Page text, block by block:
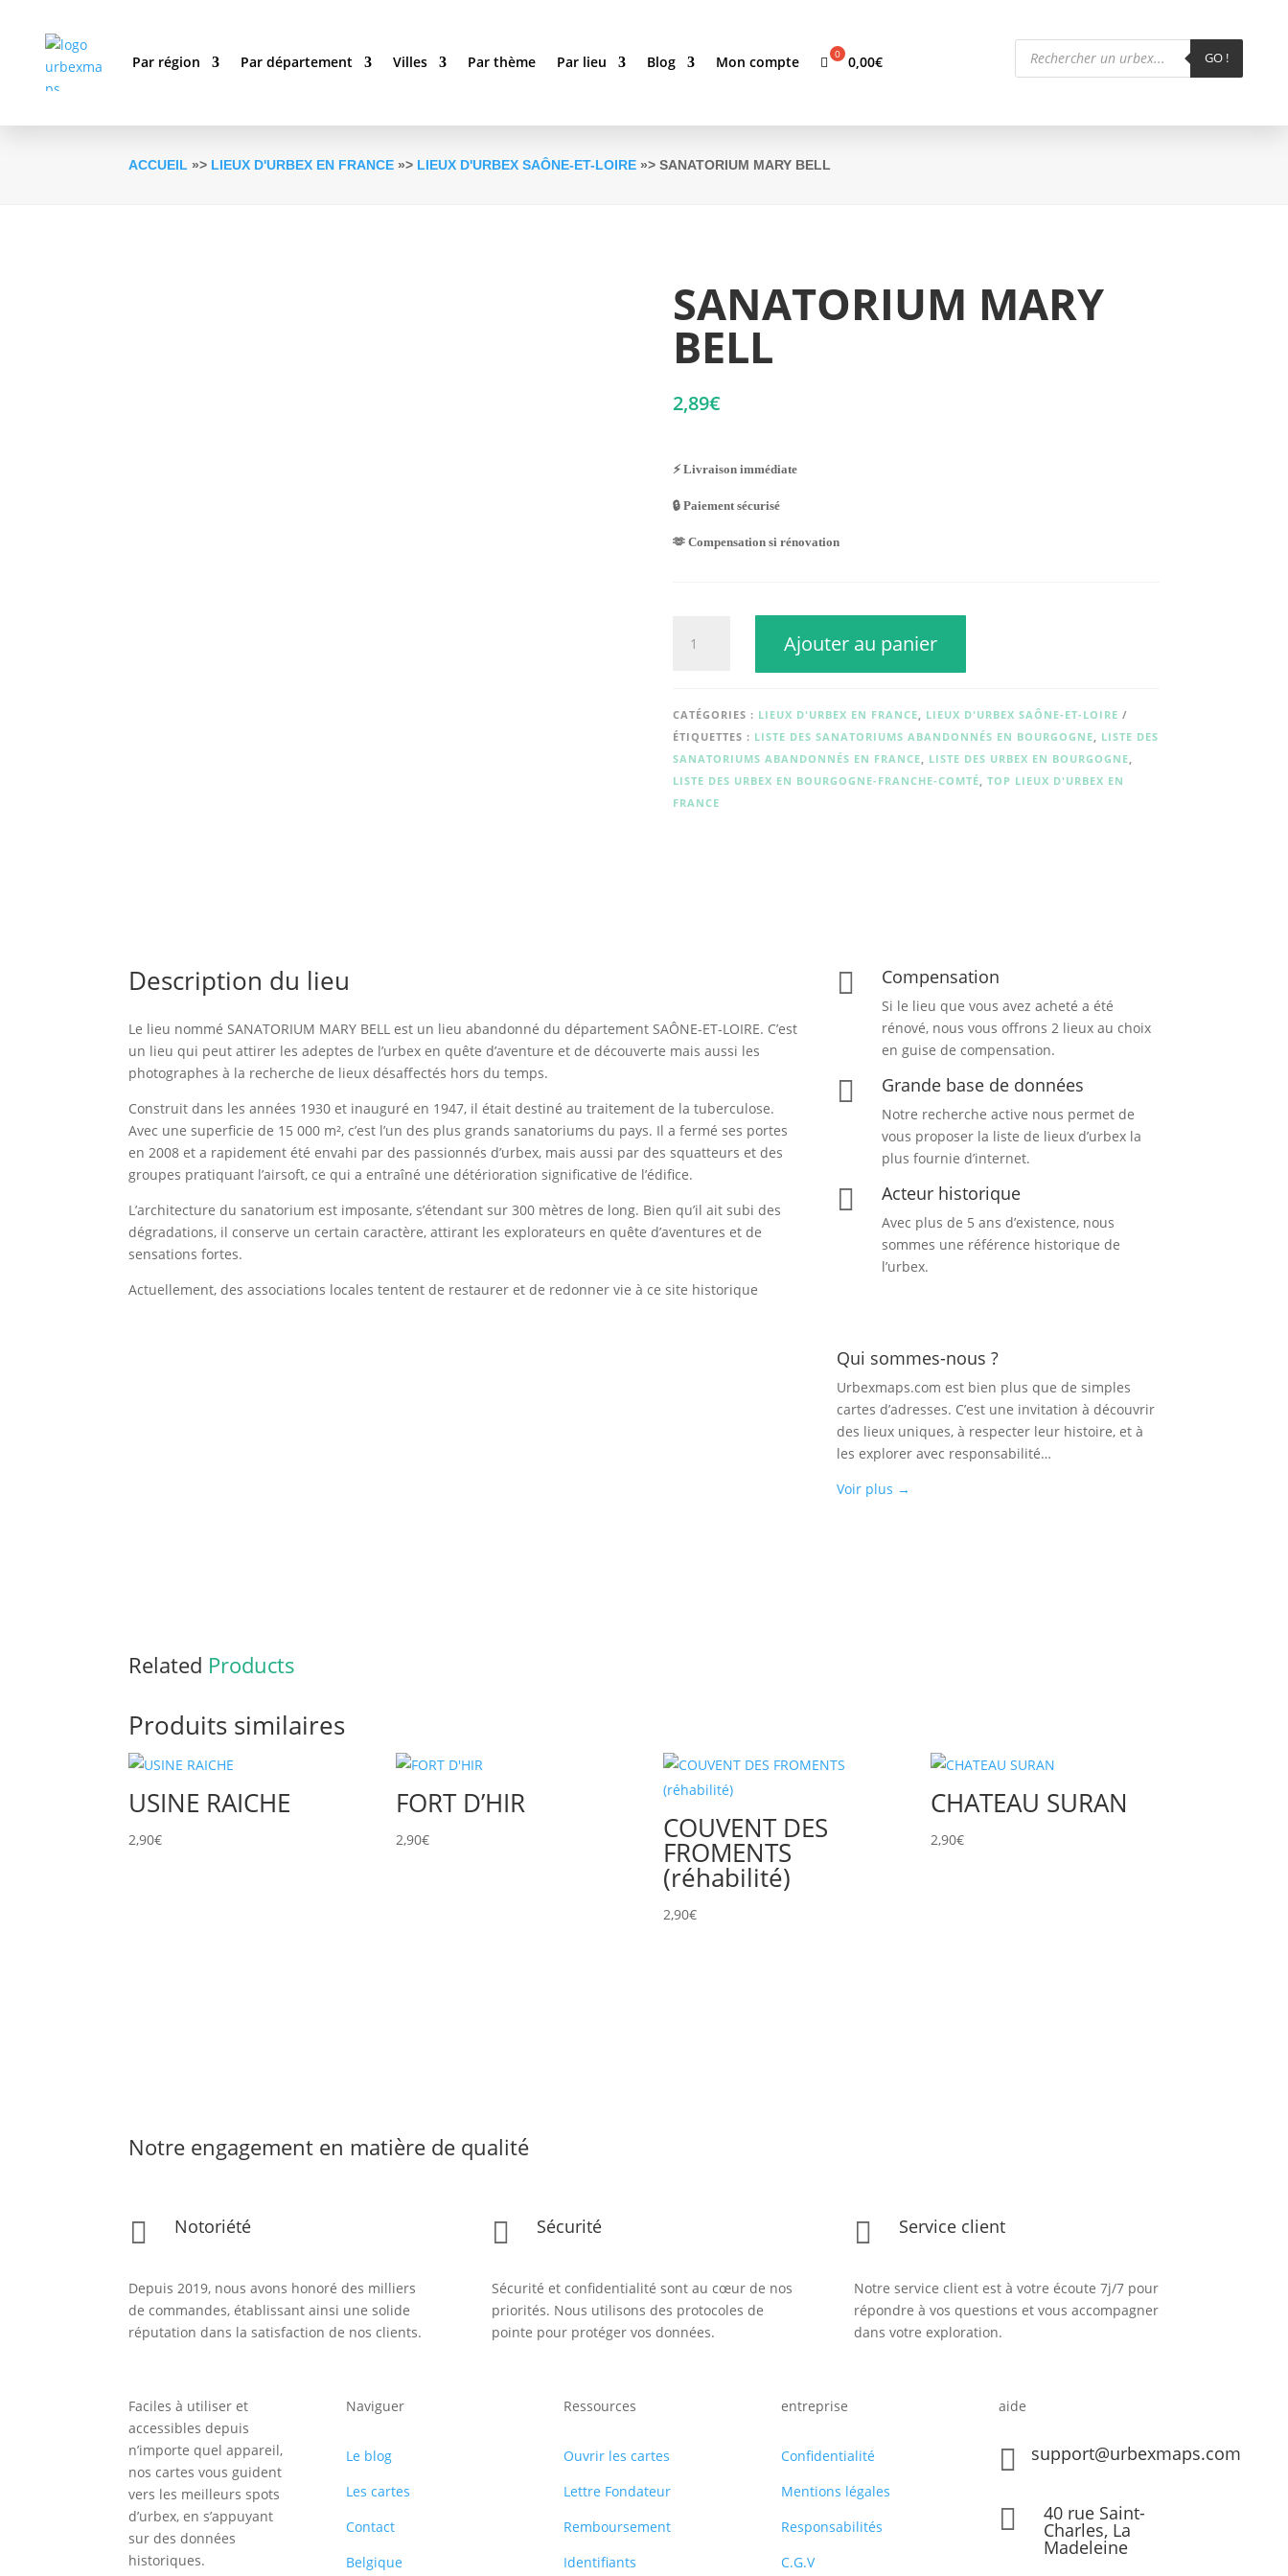
Par région Par département Villes Par thème Par lieu Blog Mon compte 0,00€
Recherche
de
produits
GO !
ACCUEIL »> LIEUX D'URBEX EN FRANCE »> LIEUX D'URBEX SAÔNE-ET-LOIRE »> SANATORIUM MARY BELL
SANATORIUM MARY
BELL
2,89€
⚡ Livraison immédiate
🔒 Paiement sécurisé
🫶 Compensation si rénovation
SANATORIUM
BELL
Ajouter au panier
CATÉGORIES : LIEUX D'URBEX EN FRANCE
LIEUX D'URBEX SAÔNE-ET-LOIRE
ÉTIQUETTES : LISTE DES SANATORIUMS ABANDONNÉS EN BOURGOGNE
LISTE DES
SANATORIUMS ABANDONNÉS EN FRANCE
LISTE DES URBEX EN BOURGOGNE
LISTE DES URBEX EN BOURGOGNE-FRANCHE-COMTÉ TOP LIEUX D'URBEX EN
FRANCE
Description du lieu
Le lieu nommé SANATORIUM MARY BELL est un lieu abandonné du département SAÔNE-ET-LOIRE. C’est
un lieu qui peut attirer les adeptes de l’urbex en quête d’aventure et de découverte mais aussi les
photographes à la recherche de lieux désaffectés hors du temps.
Construit dans les années 1930 et inauguré en 1947, il était destiné au traitement de la tuberculose.
Avec une superficie de 15 000 m², c’est l’un des plus grands sanatoriums du pays. Il a fermé ses portes
en 2008 et a rapidement été envahi par des passionnés d’urbex, mais aussi par des squatteurs et des
groupes pratiquant l’airsoft, ce qui a entraîné une détérioration significative de l’édifice​.
L’architecture du sanatorium est imposante, s’étendant sur 300 mètres de long. Bien qu’il ait subi des
dégradations, il conserve un certain caractère, attirant les explorateurs en quête d’aventures et de
sensations fortes​.
Actuellement, des associations locales tentent de restaurer et de redonner vie à ce site historique​
 Compensation
Si le lieu que vous avez acheté a été
rénové, nous vous offrons 2 lieux au choix
en guise de compensation.
 Grande base de données
Notre recherche active nous permet de
vous proposer la liste de lieux d’urbex la
plus fournie d’internet.
 Acteur historique
Avec plus de 5 ans d’existence, nous
sommes une référence historique de
l’urbex.
Qui sommes-nous ?
Urbexmaps.com est bien plus que de simples
cartes d’adresses. C’est une invitation à découvrir
des lieux uniques, à respecter leur histoire, et à
les explorer avec responsabilité…
Voir plus →
Related Products
Produits similaires
USINE RAICHE
2,90€
FORT D’HIR
2,90€ COUVENT DES
FROMENTS
(réhabilité)
2,90€
CHATEAU SURAN
2,90€
Notre engagement en matière de qualité
 Notoriété
Depuis 2019, nous avons honoré des milliers
de commandes, établissant ainsi une solide
réputation dans la satisfaction de nos clients.
 Sécurité
Sécurité et confidentialité sont au cœur de nos
priorités. Nous utilisons des protocoles de
pointe pour protéger vos données.
 Service client
Notre service client est à votre écoute 7j/7 pour
répondre à vos questions et vous accompagner
dans votre exploration.
Faciles à utiliser et
accessibles depuis
n’importe quel appareil,
nos cartes vous guident
vers les meilleurs spots
d’urbex, en s’appuyant
sur des données
historiques.
Naviguer
Le blog
Les cartes
Contact
Belgique
Ressources
Ouvrir les cartes
Lettre Fondateur
Remboursement
Identifiants
entreprise
Confidentialité
Mentions légales
Responsabilités
C.G.V
aide
 support@urbexmaps.com
 40 rue Saint-
Charles, La
Madeleine